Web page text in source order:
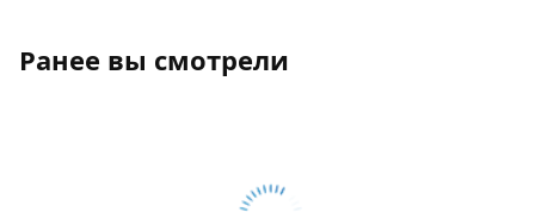
Ранее вы смотрели